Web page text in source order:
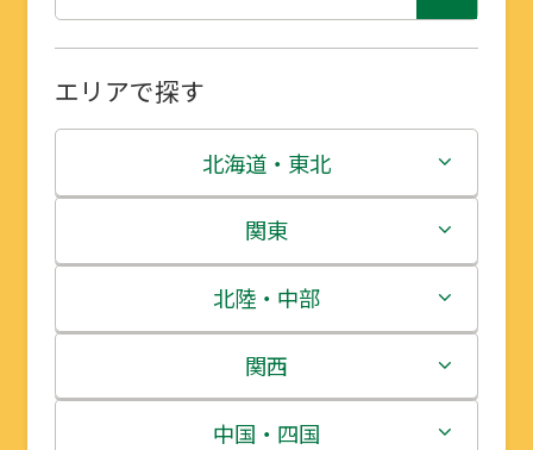
エリアで探す
北海道・東北
北海道
青森県
岩手県
宮城県
関東
茨城県
栃木県
群馬県
北陸・中部
新潟県
富山県
関西
三重県
中国・四国